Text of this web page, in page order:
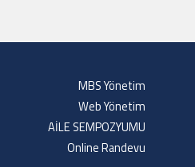
MBS Yönetim
Web Yönetim
AİLE SEMPOZYUMU
Online Randevu